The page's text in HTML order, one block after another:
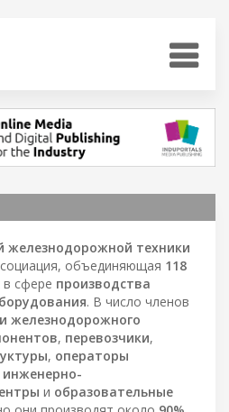
железнодорожной техники
объединяющая 118
в сфере производства
. В число членов
железнодорожного
, перевозчики,
, операторы
инженерно-
и образовательные